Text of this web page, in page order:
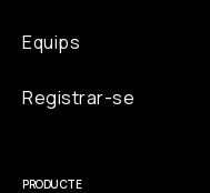
Equips
Registrar-se
PRODUCTE